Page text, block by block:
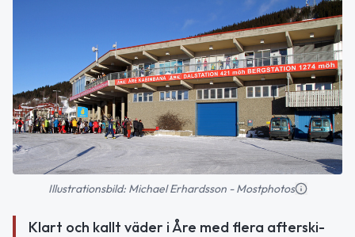
Illustrationsbild: Michael Erhardsson - Mostphotos
Klart och kallt väder i Åre med flera afterski-